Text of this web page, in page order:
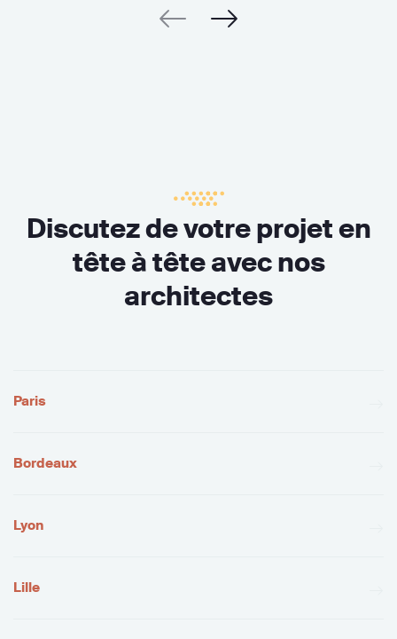
Discutez de votre projet en
tête à tête avec nos
architectes
Paris
Bordeaux
Lyon
Lille